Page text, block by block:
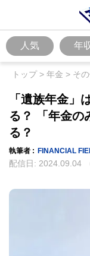
人気 年
トップ> 年金 > そ
「遺族年金」
る？ 「年金の
る？
執筆者 : FINANCIAL
配信日: 2024.09.04